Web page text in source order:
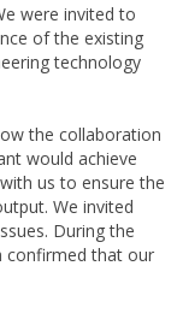
were invited to
of the existing
technology
the collaboration
would achieve
us to ensure the
We invited
During the
confirmed that our